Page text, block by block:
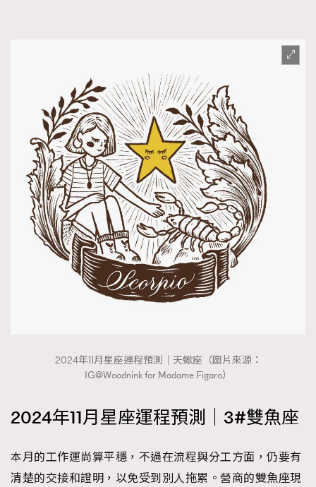
2024年11月星座運程預測｜天蠍座（圖片來源：
IG@Woodnink for Madame Figaro）
2024年11月星座運程預測｜3#雙魚座
本月的工作運尚算平穩，不過在流程與分工方面，仍要有
清楚的交接和證明，以免受到別人拖累。營商的雙魚座現